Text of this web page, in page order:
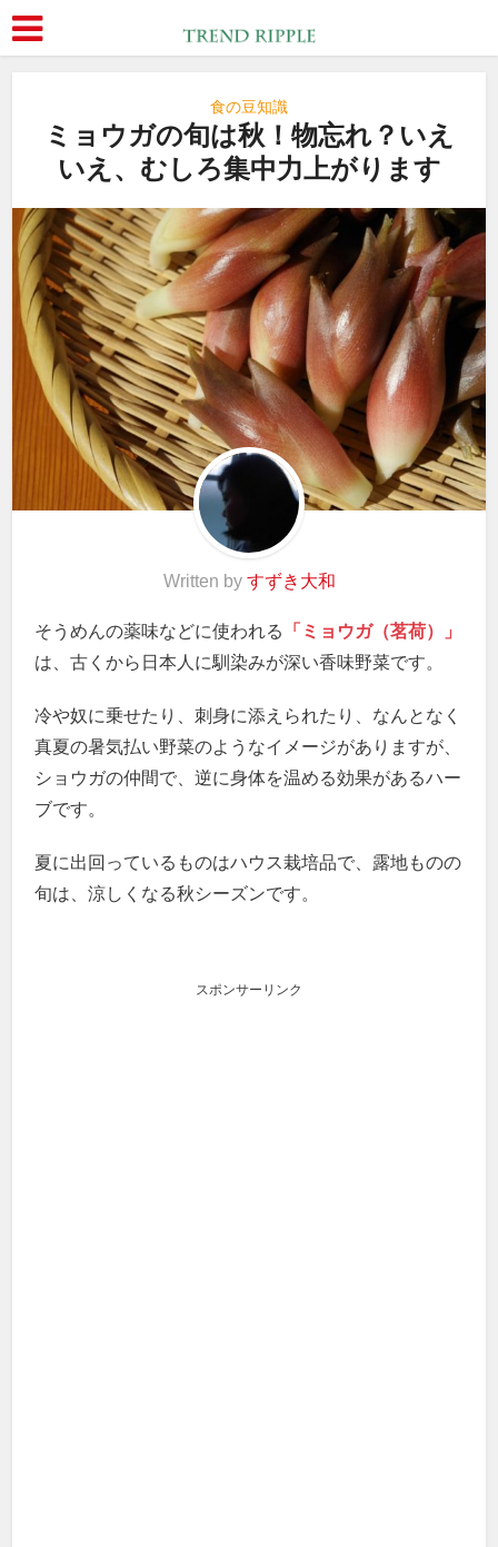
食の豆知識
ミョウガの旬は秋！物忘れ？いえ
いえ、むしろ集中力上がります
Written by すずき大和
そうめんの薬味などに使われる
「ミョウガ（茗荷）」
は、古くから日本人に馴染みが深い香味野菜です。
冷や奴に乗せたり、刺身に添えられたり、なんとなく
真夏の暑気払い野菜のようなイメージがありますが、
ショウガの仲間で、逆に身体を温める効果があるハー
ブです。
夏に出回っているものはハウス栽培品で、露地ものの
旬は、涼しくなる秋シーズンです。
スポンサーリンク